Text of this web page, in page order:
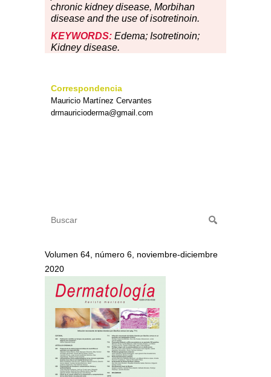
chronic kidney disease, Morbihan
disease and the use of isotretinoin.
KEYWORDS: Edema; Isotretinoin;
Kidney disease.
Correspondencia
Mauricio Martínez Cervantes
drmauricioderma@gmail.com
Volumen 64, número 6, noviembre-diciembre
2020